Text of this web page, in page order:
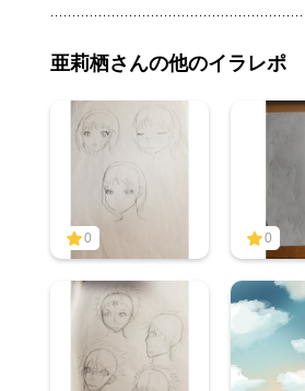
亜莉栖さんの他のイラレポ
0 0